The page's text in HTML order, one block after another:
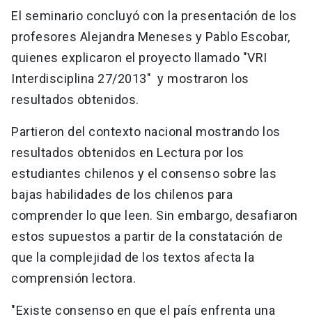
El seminario concluyó con la presentación de los
profesores Alejandra Meneses y Pablo Escobar,
quienes explicaron el proyecto llamado "VRI
Interdisciplina 27/2013" y mostraron los
resultados obtenidos.
Partieron del contexto nacional mostrando los
resultados obtenidos en Lectura por los
estudiantes chilenos y el consenso sobre las
bajas habilidades de los chilenos para
comprender lo que leen. Sin embargo, desafiaron
estos supuestos a partir de la constatación de
que la complejidad de los textos afecta la
comprensión lectora.
"Existe consenso en que el país enfrenta una